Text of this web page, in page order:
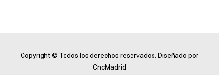
Copyright © Todos los derechos reservados. Diseñado por
CncMadrid